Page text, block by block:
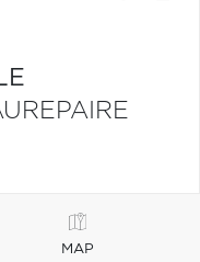
MAP